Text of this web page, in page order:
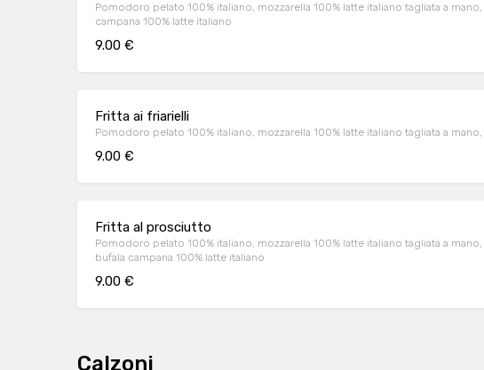
Pomodoro pelato 100% italiano, mozzarella 100% latte italiano tagliata a
campana 100% latte italiano
9.00 €
Fritta ai friarielli
Pomodoro pelato 100% italiano, mozzarella 100% latte italiano tagliata a
9.00 €
Fritta al prosciutto
Pomodoro pelato 100% italiano, mozzarella 100% latte italiano tagliata a
bufala campana 100% latte italiano
9.00 €
Calzoni